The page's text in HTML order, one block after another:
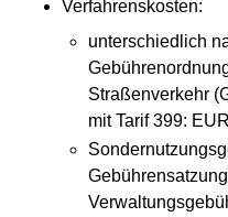
Verfahrenskosten:
unterschiedlich
Straßenverkehr
mit Tarif 399: